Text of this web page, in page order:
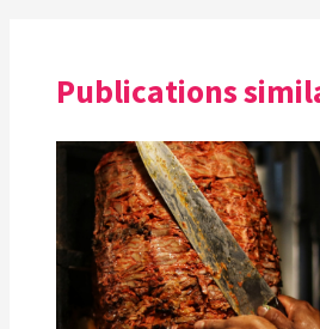
Publications